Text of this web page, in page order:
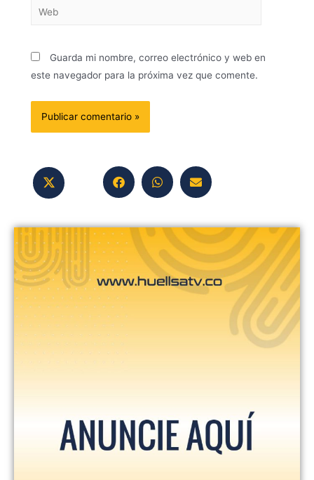
Guarda mi nombre, correo electrónico y web en
este navegador para la próxima vez que comente.